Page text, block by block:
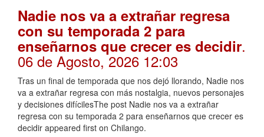
Nadie nos va a extrañar regresa
con su temporada 2 para
enseñarnos que crecer es decidir.
06 de Agosto, 2026 12:03
Tras un final de temporada que nos dejó llorando, Nadie nos
va a extrañar regresa con más nostalgia, nuevos personajes
y decisiones difícilesThe post Nadie nos va a extrañar
regresa con su temporada 2 para enseñarnos que crecer es
decidir appeared first on Chilango.